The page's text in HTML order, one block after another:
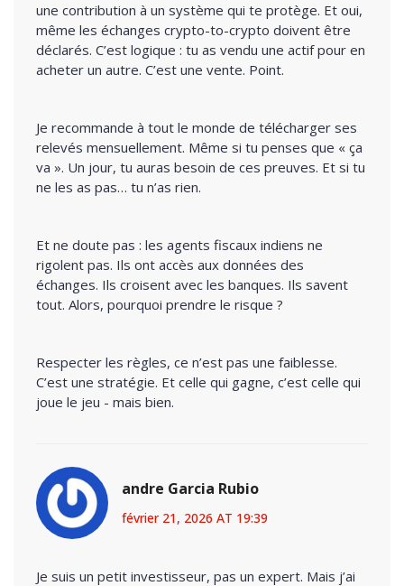
une contribution à un système qui te protège. Et oui,
même les échanges crypto-to-crypto doivent être
déclarés. C’est logique : tu as vendu une actif pour en
acheter un autre. C’est une vente. Point.
Je recommande à tout le monde de télécharger ses
relevés mensuellement. Même si tu penses que « ça
va ». Un jour, tu auras besoin de ces preuves. Et si tu
ne les as pas… tu n’as rien.
Et ne doute pas : les agents fiscaux indiens ne
rigolent pas. Ils ont accès aux données des
échanges. Ils croisent avec les banques. Ils savent
tout. Alors, pourquoi prendre le risque ?
Respecter les règles, ce n’est pas une faiblesse.
C’est une stratégie. Et celle qui gagne, c’est celle qui
joue le jeu - mais bien.
andre Garcia Rubio
février 21, 2026 AT 19:39
Je suis un petit investisseur, pas un expert. Mais j’ai